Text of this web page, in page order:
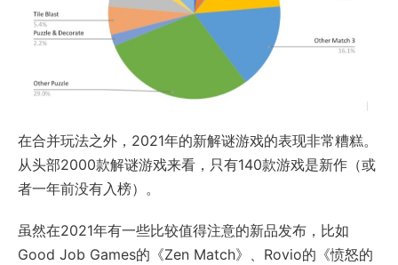
在合并玩法之外，2021年的新解谜游戏的表现非常糟糕。
从头部2000款解谜游戏来看，只有140款游戏是新作（或
者一年前没有入榜）。
虽然在2021年有一些比较值得注意的新品发布，比如
Good Job Games的《Zen Match》、Rovio的《愤怒的